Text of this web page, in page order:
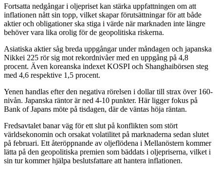
Fortsatta nedgångar i oljepriset kan stärka uppfattningen om att
inflationen nått sin topp, vilket skapar förutsättningar för att både
aktier och obligationer ska stiga i värde när marknaden inte längre
behöver vara lika orolig för de geopolitiska riskerna.
Asiatiska aktier såg breda uppgångar under måndagen och japanska
Nikkei 225 rör sig mot rekordnivåer med en uppgång på 4,8
procent. Även koreanska indexet KOSPI och Shanghaibörsen steg
med 4,6 respektive 1,5 procent.
Yenen handlas efter den negativa rörelsen i dollar till strax över 160-
nivån. Japanska räntor är ned 4-10 punkter. Här ligger fokus på
Bank of Japans möte på tisdagen, där de väntas höja räntan.
Fredsavtalet banar väg för ett slut på konflikten som stört
världsekonomin och orsakat volatilitet på marknaderna sedan slutet
på februari. Ett återöppnande av oljeflödena i Mellanöstern kommer
lätta på den geopolitiska premien som bäddats i oljepriserna, vilket i
sin tur kommer hjälpa beslutsfattare att hantera inflationen.